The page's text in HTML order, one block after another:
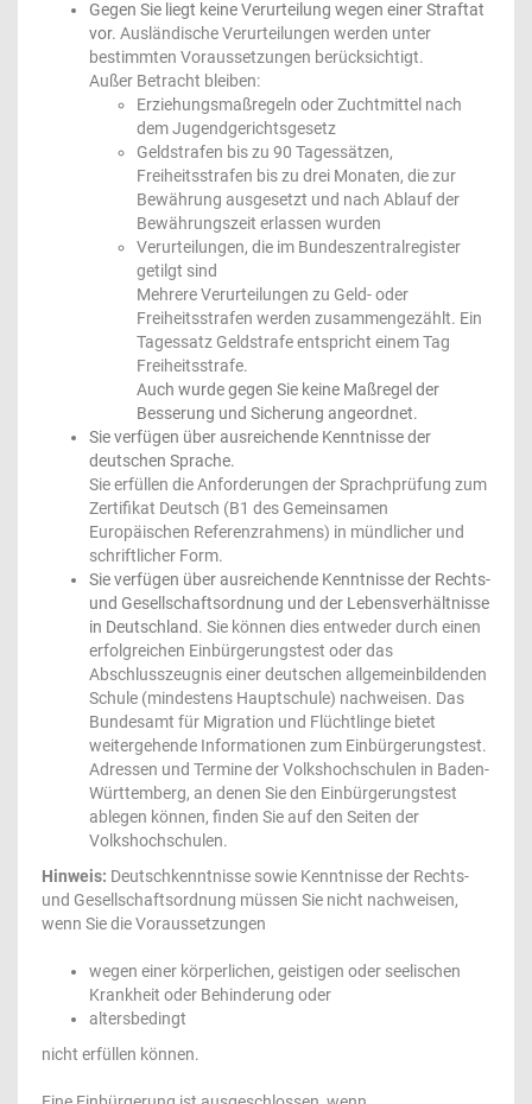
Gegen Sie liegt keine Verurteilung wegen einer Straftat
vor. Ausländische Verurteilungen werden unter
bestimmten Voraussetzungen berücksichtigt.
Außer Betracht bleiben:
Erziehungsmaßregeln oder Zuchtmittel nach
dem Jugendgerichtsgesetz
Geldstrafen bis zu 90 Tagessätzen,
Freiheitsstrafen bis zu drei Monaten, die zur
Bewährung ausgesetzt und nach Ablauf der
Bewährungszeit erlassen wurden
Verurteilungen, die im Bundeszentralregister
getilgt sind
Mehrere Verurteilungen zu Geld- oder
Freiheitsstrafen werden zusammengezählt. Ein
Tagessatz Geldstrafe entspricht einem Tag
Freiheitsstrafe.
Auch wurde gegen Sie keine Maßregel der
Besserung und Sicherung angeordnet.
Sie verfügen über ausreichende Kenntnisse der
deutschen Sprache.
Sie erfüllen die Anforderungen der Sprachprüfung zum
Zertifikat Deutsch (B1 des Gemeinsamen
Europäischen Referenzrahmens) in mündlicher und
schriftlicher Form.
Sie verfügen über ausreichende Kenntnisse der Rechts-
und Gesellschaftsordnung und der Lebensverhältnisse
in Deutschland. Sie können dies entweder durch einen
erfolgreichen Einbürgerungstest oder das
Abschlusszeugnis einer deutschen allgemeinbildenden
Schule (mindestens Hauptschule) nachweisen. Das
Bundesamt für Migration und Flüchtlinge bietet
weitergehende Informationen zum Einbürgerungstest.
Adressen und Termine der Volkshochschulen in Baden-
Württemberg, an denen Sie den Einbürgerungstest
ablegen können, finden Sie auf den Seiten der
Volkshochschulen.
Hinweis: Deutschkenntnisse sowie Kenntnisse der Rechts-
und Gesellschaftsordnung müssen Sie nicht nachweisen,
wenn Sie die Voraussetzungen
wegen einer körperlichen, geistigen oder seelischen
Krankheit oder Behinderung oder
altersbedingt
nicht erfüllen können.